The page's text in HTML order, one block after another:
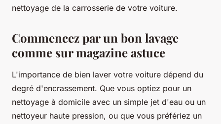
nettoyage de la carrosserie de votre voiture.
Commencez par un bon lavage
comme sur magazine astuce
L'importance de bien laver votre voiture dépend du
degré d'encrassement. Que vous optiez pour un
nettoyage à domicile avec un simple jet d'eau ou un
nettoyeur haute pression, ou que vous préfériez un